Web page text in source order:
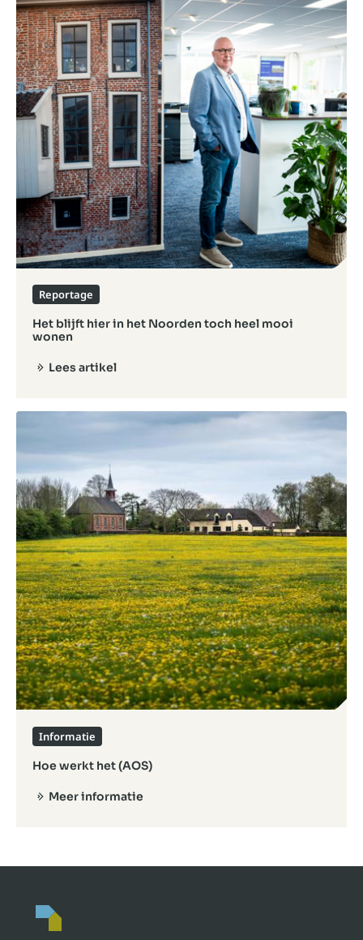
Het blijft hier in het Noorden toch heel mooi
wonen
Reportage
Lees artikel
Hoe werkt het (AOS)
Informatie
Meer informatie